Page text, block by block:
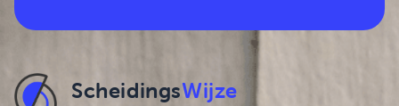
ScheidingsWijze